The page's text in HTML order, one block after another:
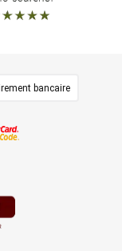
bancaire